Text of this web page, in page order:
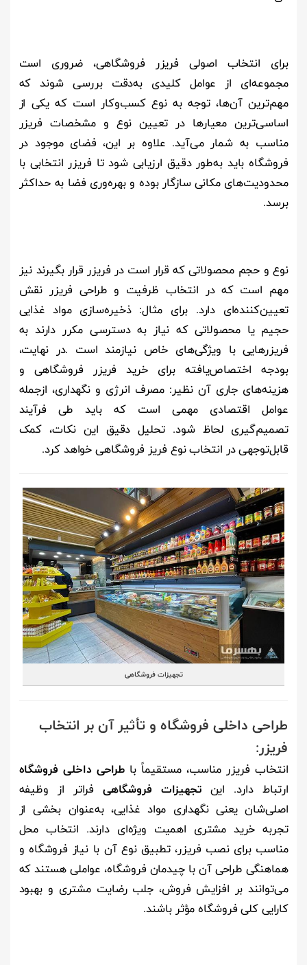
برای انتخاب اصولی فریزر فروشگاهی، ضروری است
مجموعه‌ای از عوامل کلیدی به‌دقت بررسی شوند که
مهم‌ترین آن‌ها، توجه به نوع کسب‌وکار است که یکی از
اساسی‌ترین معیارها در تعیین نوع و مشخصات فریزر
مناسب به شمار می‌آید. علاوه بر این، فضای موجود در
فروشگاه باید به‌طور دقیق ارزیابی شود تا فریزر انتخابی با
محدودیت‌های مکانی سازگار بوده و بهره‌وری فضا به حداکثر
برسد.
نوع و حجم محصولاتی که قرار است در فریزر قرار بگیرند نیز
مهم است که در انتخاب ظرفیت و طراحی فریزر نقش
تعیین‌کننده‌ای دارد. برای مثال: ذخیره‌سازی مواد غذایی
حجیم یا محصولاتی که نیاز به دسترسی مکرر دارند به
فریزرهایی با ویژگی‌های خاص نیازمند است .در نهایت،
بودجه اختصاص‌یافته برای خرید فریزر فروشگاهی و
هزینه‌های جاری آن نظیر: مصرف انرژی و نگهداری، ازجمله
عوامل اقتصادی مهمی است که باید طی فرآیند
تصمیم‌گیری لحاظ شود. تحلیل دقیق این نکات، کمک
قابل‌توجهی در انتخاب نوع فریز فروشگاهی خواهد کرد.
تجهیزات فروشگاهی
طراحی داخلی فروشگاه و تأثیر آن بر انتخاب
فریزر:
انتخاب فریزر مناسب، مستقیماً با طراحی داخلی فروشگاه
ارتباط دارد. اینتجهیزات فروشگاهی فراتر از وظیفه
اصلی‌شان یعنی نگهداری مواد غذایی، به‌عنوان بخشی از
تجربه خرید مشتری اهمیت ویژه‌ای دارند. انتخاب محل
مناسب برای نصب فریزر، تطبیق نوع آن با نیاز فروشگاه و
هماهنگی طراحی آن با چیدمان فروشگاه، عواملی هستند که
می‌توانند بر افزایش فروش، جلب رضایت مشتری و بهبود
کارایی کلی فروشگاه مؤثر باشند.